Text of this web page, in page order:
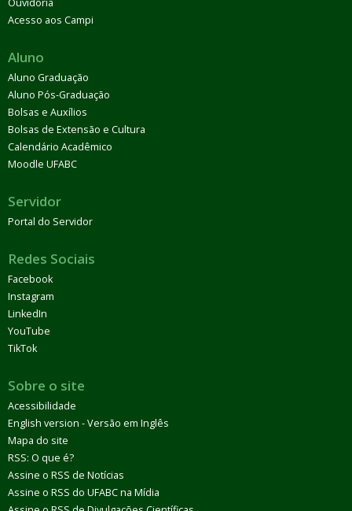
Ouvidoria
Acesso aos Campi
Aluno
Aluno Graduação
Aluno Pós-Graduação
Bolsas e Auxílios
Bolsas de Extensão e Cultura
Calendário Acadêmico
Moodle UFABC
Servidor
Portal do Servidor
Redes Sociais
Facebook
Instagram
LinkedIn
YouTube
TikTok
Sobre o site
Acessibilidade
English version - Versão em Inglês
Mapa do site
RSS: O que é?
Assine o RSS de Notícias
Assine o RSS do UFABC na Mídia